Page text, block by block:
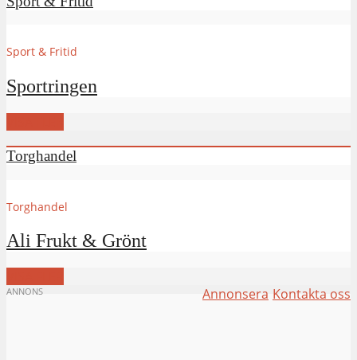
Sport & Fritid
Sportringen
Torghandel
Torghandel
Ali Frukt & Grönt
Kontakta oss
Annonsera
ANNONS